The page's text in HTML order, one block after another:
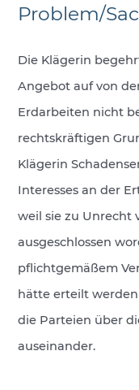
Problem/
Die Klägerin
Angebot auf von
Erdarbeiten nicht
rechtskräftigen
Klägerin
Interesses an der
weil sie zu Unrecht
ausgeschlossen
pflichtgemäßem
hätte erteilt werden
die Parteien über
auseinander.